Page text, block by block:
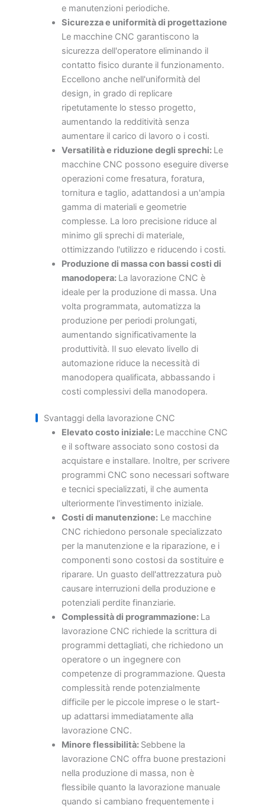
e manutenzioni periodiche.
Sicurezza e uniformità di progettazione
Le macchine CNC garantiscono la
sicurezza dell'operatore eliminando il
contatto fisico durante il funzionamento.
Eccellono anche nell'uniformità del
design, in grado di replicare
ripetutamente lo stesso progetto,
aumentando la redditività senza
aumentare il carico di lavoro o i costi.
Versatilità e riduzione degli sprechi: Le
macchine CNC possono eseguire diverse
operazioni come fresatura, foratura,
tornitura e taglio, adattandosi a un'ampia
gamma di materiali e geometrie
complesse. La loro precisione riduce al
minimo gli sprechi di materiale,
ottimizzando l'utilizzo e riducendo i costi.
Produzione di massa con bassi costi di
manodopera: La lavorazione CNC è
ideale per la produzione di massa. Una
volta programmata, automatizza la
produzione per periodi prolungati,
aumentando significativamente la
produttività. Il suo elevato livello di
automazione riduce la necessità di
manodopera qualificata, abbassando i
costi complessivi della manodopera.
Svantaggi della lavorazione CNC
Elevato costo iniziale: Le macchine CNC
e il software associato sono costosi da
acquistare e installare. Inoltre, per scrivere
programmi CNC sono necessari software
e tecnici specializzati, il che aumenta
ulteriormente l'investimento iniziale.
Costi di manutenzione:Le macchine
CNC richiedono personale specializzato
per la manutenzione e la riparazione, e i
componenti sono costosi da sostituire e
riparare. Un guasto dell'attrezzatura può
causare interruzioni della produzione e
potenziali perdite finanziarie.
Complessità di programmazione: La
lavorazione CNC richiede la scrittura di
programmi dettagliati, che richiedono un
operatore o un ingegnere con
competenze di programmazione. Questa
complessità rende potenzialmente
difficile per le piccole imprese o le start-
up adattarsi immediatamente alla
lavorazione CNC.
Minore flessibilità: Sebbene la
lavorazione CNC offra buone prestazioni
nella produzione di massa, non è
flessibile quanto la lavorazione manuale
quando si cambiano frequentemente i